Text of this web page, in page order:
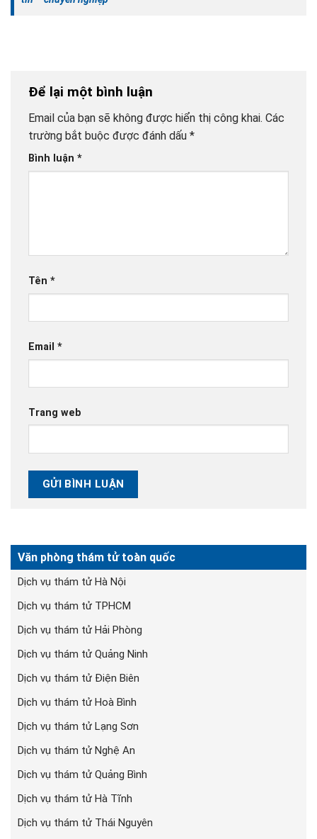
Văn phòng thám tử toàn quốc
Dịch vụ thám tử Hà Nội
Dịch vụ thám tử TPHCM
Dịch vụ thám tử Hải Phòng
Dịch vụ thám tử Quảng Ninh
Dịch vụ thám tử Điện Biên
Dịch vụ thám tử Hoà Bình
Dịch vụ thám tử Lạng Sơn
Dịch vụ thám tử Nghệ An
Dịch vụ thám tử Quảng Bình
Dịch vụ thám tử Hà Tĩnh
Dịch vụ thám tử Thái Nguyên
Để lại một bình luận
Email của bạn sẽ không được hiển thị công khai. Các
trường bắt buộc được đánh dấu *
Bình luận *
Tên *
Email *
Trang web